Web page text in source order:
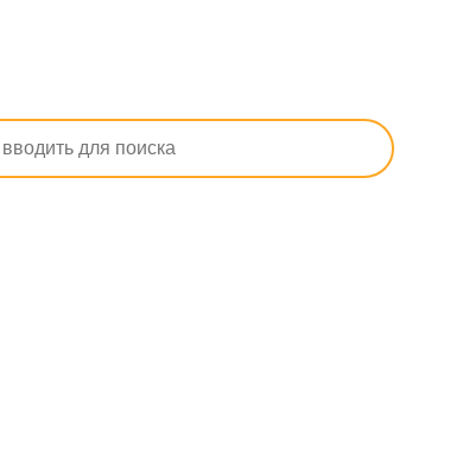
Гомеопатические При ушибах и растяжениях